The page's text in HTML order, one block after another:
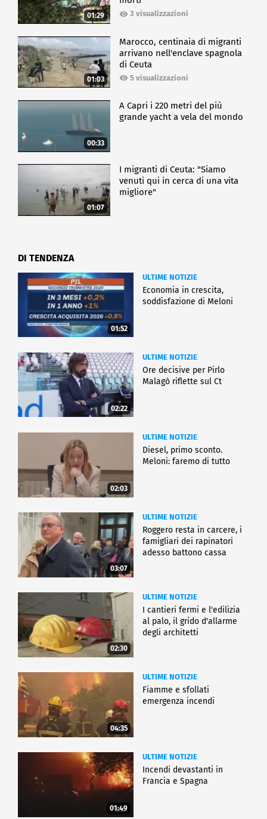
01:29 3 visualizzazioni
01:03
Marocco, centinaia di migranti
arrivano nell'enclave spagnola
di Ceuta
5 visualizzazioni
00:33
A Capri i 220 metri del più
grande yacht a vela del mondo
01:07
I migranti di Ceuta: "Siamo
venuti qui in cerca di una vita
migliore"
DI TENDENZA
01:52
ULTIME NOTIZIE
Economia in crescita,
soddisfazione di Meloni
02:22
ULTIME NOTIZIE
Ore decisive per Pirlo
Malagò riflette sul Ct
02:03
ULTIME NOTIZIE
Diesel, primo sconto.
Meloni: faremo di tutto
03:07
ULTIME NOTIZIE
Roggero resta in carcere, i
famigliari dei rapinatori
adesso battono cassa
02:30
ULTIME NOTIZIE
I cantieri fermi e l'edilizia
al palo, il grido d'allarme
degli architetti
04:35
ULTIME NOTIZIE
Fiamme e sfollati
emergenza incendi
01:49
ULTIME NOTIZIE
Incendi devastanti in
Francia e Spagna